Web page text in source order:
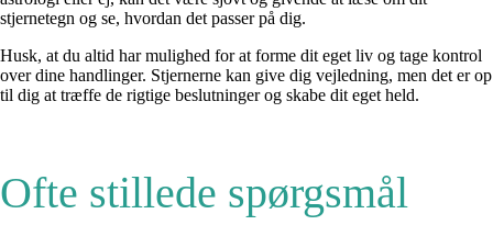
stjernetegn og se, hvordan det passer på dig.
Husk, at du altid har mulighed for at forme dit eget liv og tage kontrol
over dine handlinger. Stjernerne kan give dig vejledning, men det er op
til dig at træffe de rigtige beslutninger og skabe dit eget held.
Ofte stillede spørgsmål